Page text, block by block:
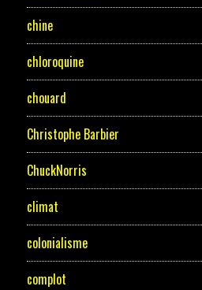
chine
chloroquine
chouard
Christophe Barbier
ChuckNorris
climat
colonialisme
complot